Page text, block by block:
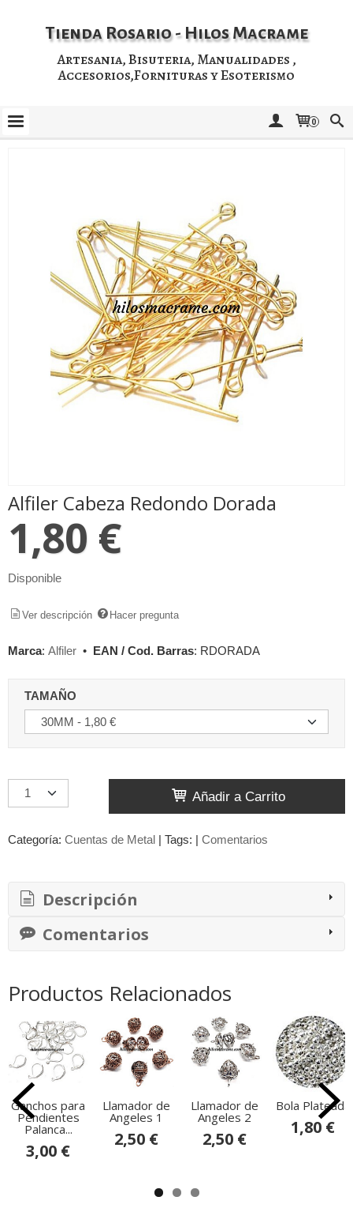
Tienda Rosario - Hilos Macrame
Artesania, Bisuteria, Manualidades ,
Accesorios,Fornituras y Esoterismo
0
Alfiler Cabeza Redondo Dorada
1,80 €
Disponible
Ver descripción Hacer pregunta
Marca: Alfiler • EAN / Cod. Barras: RDORADA
TAMAÑO
Añadir a Carrito
Categoría: Cuentas de Metal | Tags: | Comentarios
Descripción
Comentarios
Productos Relacionados
Ganchos para
Pendientes
Palanca...
3,00 €
Llamador de
Angeles 1
2,50 €
Llamador de
Angeles 2
2,50 €
Bola Plateada
1,80 €